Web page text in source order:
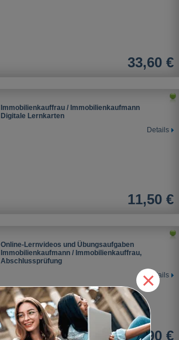
33,60 €
Immobilienkauffrau / Immobilienkaufmann
Digitale Lernkarten
Details
11,50 €
Online-Lernvideos und Übungsaufgaben
Immobilienkaufmann / Immobilienkauffrau,
Abschlussprüfung
Details
ab 34,90 €
×